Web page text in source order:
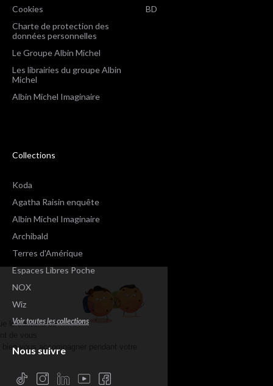
Salut c'est nous...
les Cookies !
On a attendu d'être sûrs que le contenu de
déranger, mais on aimerait bien vous accompagner pendant votre
Cookies
Charte de protection des
données personnelles
Le Groupe Albin Michel
Les librairies du groupe Albin
Michel
Albin Michel Imaginaire
BD
Collections
Koda
Agatha Raisin enquête
Albin Michel Imaginaire
Archibald
Terres d'Amérique
Espaces Libres Poche
NOX
Wiz
Voir toutes les collections
Nous suivre